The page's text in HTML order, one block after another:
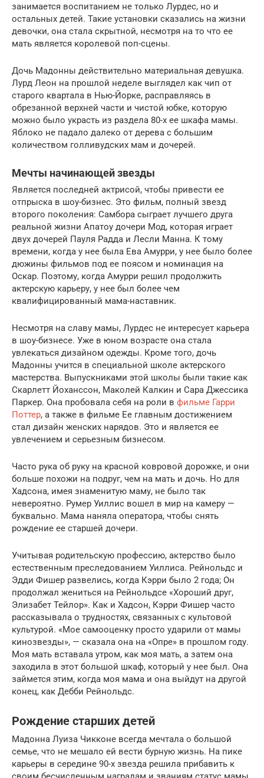
занимается воспитанием не только Лурдес, но и
остальных детей. Такие установки сказались на жизни
девочки, она стала скрытной, несмотря на то что ее
мать является королевой поп-сцены.
Дочь Мадонны действительно материальная девушка.
Лурд Леон на прошлой неделе выглядел как чип от
старого квартала в Нью-Йорке, расправляясь в
обрезанной верхней части и чистой юбке, которую
можно было украсть из раздела 80-х ее шкафа мамы.
Яблоко не падало далеко от дерева с большим
количеством голливудских мам и дочерей.
Мечты начинающей звезды
Является последней актрисой, чтобы привести ее
отпрыска в шоу-бизнес. Это фильм, полный звезд
второго поколения: Самбора сыграет лучшего друга
реальной жизни Апатоу дочери Мод, которая играет
двух дочерей Пауля Радда и Лесли Манна. К тому
времени, когда у нее была Ева Амурри, у нее было более
дюжины фильмов под ее поясом и номинация на
Оскар. Поэтому, когда Амурри решил продолжить
актерскую карьеру, у нее был более чем
квалифицированный мама-наставник.
Несмотря на славу мамы, Лурдес не интересует карьера
в шоу-бизнесе. Уже в юном возрасте она стала
увлекаться дизайном одежды. Кроме того, дочь
Мадонны учится в специальной школе актерского
мастерства. Выпускниками этой школы были такие как
Скарлетт Йоханссон, Маколей Калкин и Сара Джессика
Паркер. Она пробовала себя на роли в фильме Гарри
Поттер, а также в фильме Ее главным достижением
стал дизайн женских нарядов. Это и является ее
увлечением и серьезным бизнесом.
Часто рука об руку на красной ковровой дорожке, и они
больше похожи на подруг, чем на мать и дочь. Но для
Хадсона, имея знаменитую маму, не было так
невероятно. Румер Уиллис вошел в мир на камеру —
буквально. Мама наняла оператора, чтобы снять
рождение ее старшей дочери.
Учитывая родительскую профессию, актерство было
естественным преследованием Уиллиса. Рейнольдс и
Эдди Фишер развелись, когда Кэрри было 2 года; Он
продолжал жениться на Рейнольдсе «Хороший друг,
Элизабет Тейлор». Как и Хадсон, Кэрри Фишер часто
рассказывала о трудностях, связанных с культовой
культурой. «Мое самооценку просто ударили от мамы
кинозвезды», — сказала она на «Опре» в прошлом году.
Моя мать вставала утром, как моя мать, а затем она
заходила в этот большой шкаф, который у нее был. Она
займется этим, когда моя мама и она выйдут на другой
конец, как Дебби Рейнольдс.
Рождение старших детей
Мадонна Луиза Чикконе всегда мечтала о большой
семье, что не мешало ей вести бурную жизнь. На пике
карьеры в середине 90-х звезда решила прибавить к